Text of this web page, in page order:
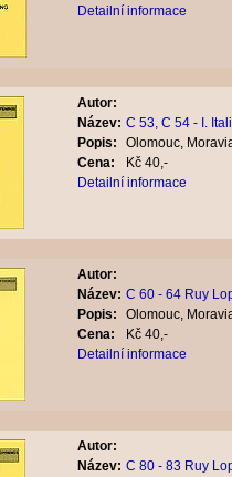
Detailní informace
Autor:
Název: C 53, C 54 - I.
Popis:
Olomouc,
Cena:
Kč 40,-
Detailní informace
Autor:
Název: C 60 - 64 Ruy
Popis:
Olomouc,
Cena:
Kč 40,-
Detailní informace
Autor:
Název: C 80 - 83 Ruy